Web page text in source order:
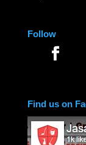
Follow
Find us on